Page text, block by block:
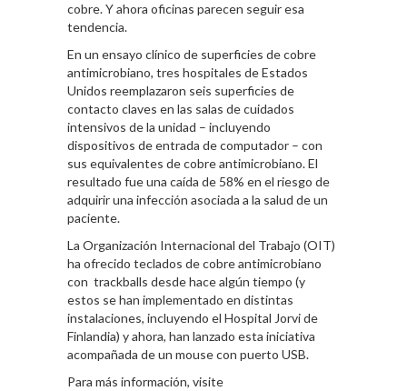
cobre. Y ahora oficinas parecen seguir esa
tendencia.
En un ensayo clínico de superficies de cobre
antimicrobiano, tres hospitales de Estados
Unidos reemplazaron seis superficies de
contacto claves en las salas de cuidados
intensivos de la unidad – incluyendo
dispositivos de entrada de computador – con
sus equivalentes de cobre antimicrobiano. El
resultado fue una caída de 58% en el riesgo de
adquirir una infección asociada a la salud de un
paciente.
La Organización Internacional del Trabajo (OIT)
ha ofrecido teclados de cobre antimicrobiano
con trackballs desde hace algún tiempo (y
estos se han implementado en distintas
instalaciones, incluyendo el Hospital Jorvi de
Finlandia) y ahora, han lanzado esta iniciativa
acompañada de un mouse con puerto USB.
Para más información, visite